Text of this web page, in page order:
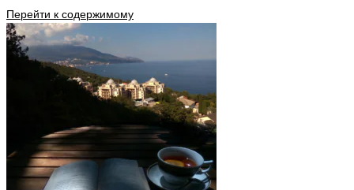
Перейти к содержимому